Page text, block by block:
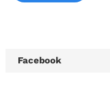
Facebook